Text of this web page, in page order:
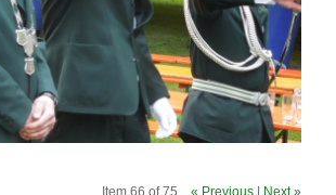
Item 66 of 75 « Previous Next »